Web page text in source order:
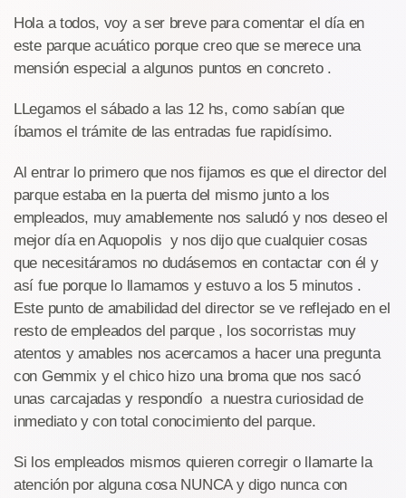
Hola a todos, voy a ser breve para comentar el día en
este parque acuático porque creo que se merece una
mensión especial a algunos puntos en concreto .
LLegamos el sábado a las 12 hs, como sabían que
íbamos el trámite de las entradas fue rapidísimo.
Al entrar lo primero que nos fijamos es que el director del
parque estaba en la puerta del mismo junto a los
empleados, muy amablemente nos saludó y nos deseo el
mejor día en Aquopolis y nos dijo que cualquier cosas
que necesitáramos no dudásemos en contactar con él y
así fue porque lo llamamos y estuvo a los 5 minutos .
Este punto de amabilidad del director se ve reflejado en el
resto de empleados del parque , los socorristas muy
atentos y amables nos acercamos a hacer una pregunta
con Gemmix y el chico hizo una broma que nos sacó
unas carcajadas y respondío a nuestra curiosidad de
inmediato y con total conocimiento del parque.
Si los empleados mismos quieren corregir o llamarte la
atención por alguna cosa NUNCA y digo nunca con